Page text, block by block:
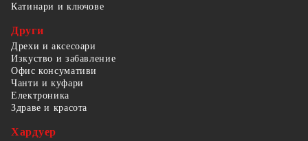
Катинари и ключове
Други
Дрехи и аксесоари
Изкуство и забавление
Офис консумативи
Чанти и куфари
Електроника
Здраве и красота
Хардуер